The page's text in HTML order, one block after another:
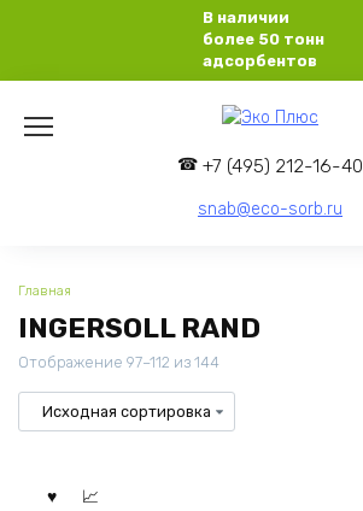
В наличии
более 50 тонн
адсорбентов
+7 (495) 212-16-40
snab@eco-sorb.ru
Главная
INGERSOLL RAND
Отображение 97–112 из 144